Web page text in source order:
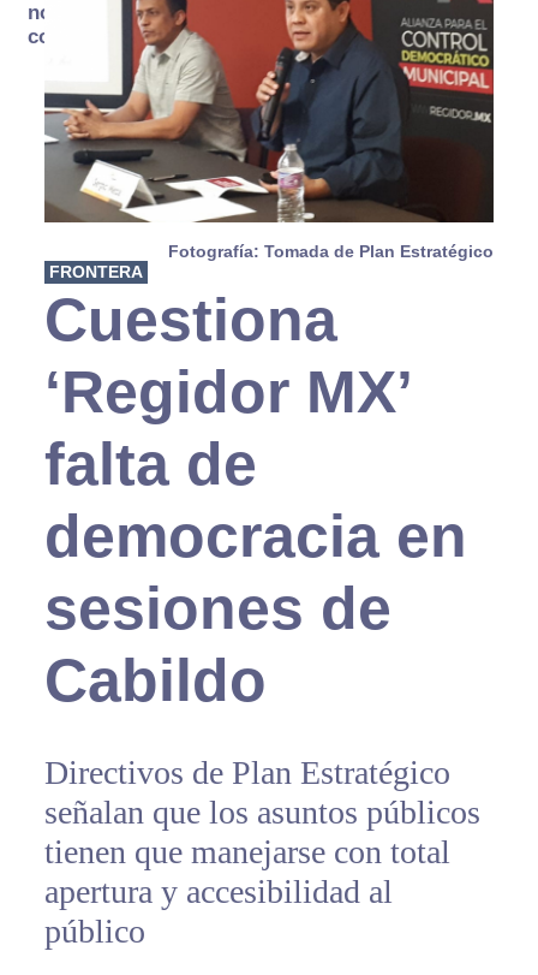
no se
consume
Fotografía: Tomada de Plan Estratégico
FRONTERA
Cuestiona
‘Regidor MX’
falta de
democracia en
sesiones de
Cabildo
Directivos de Plan Estratégico
señalan que los asuntos públicos
tienen que manejarse con total
apertura y accesibilidad al
público